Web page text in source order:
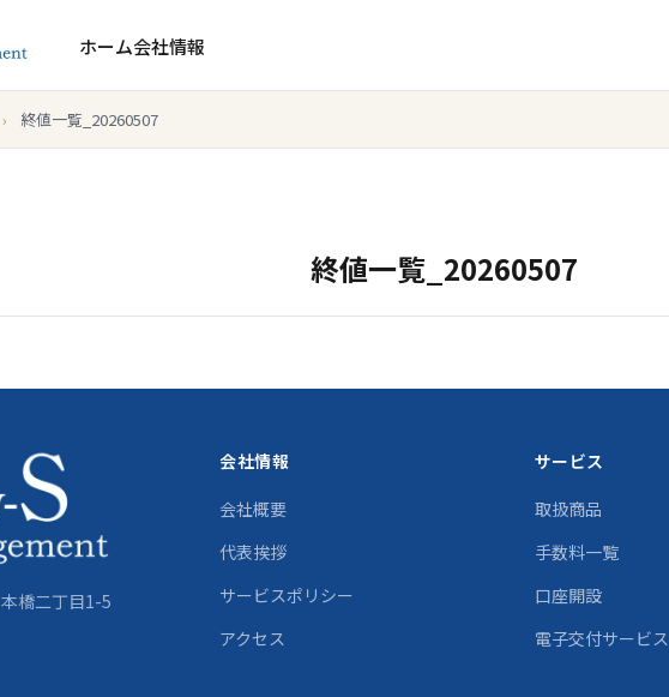
ホーム会社情報
› 終値一覧_20260507
終値一覧_20260507
橋二丁目1-5
会社情報
会社概要
代表挨拶
サービスポリシー
アクセス
サービス
取扱商品
手数料一覧
口座開設
電子交付サービス